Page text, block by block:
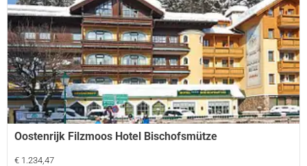
Oostenrijk Filzmoos Hotel Bischofsmütze
€ 1.234,47